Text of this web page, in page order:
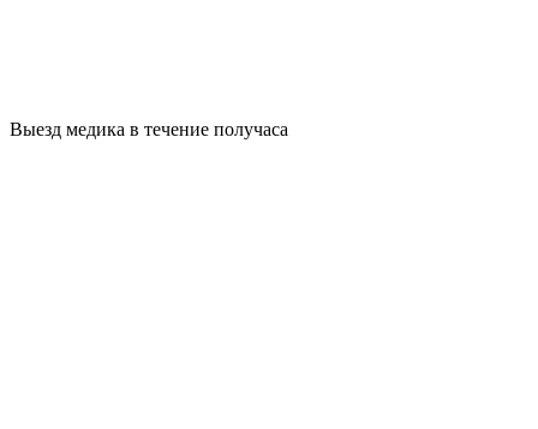
Выезд медика в течение получаса